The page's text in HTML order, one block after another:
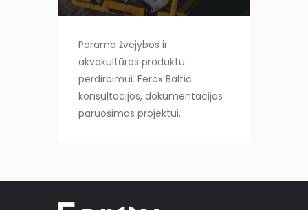
Parama žvejybos ir
akvakultūros produktu
perdirbimui. Ferox Baltic
konsultacijos, dokumentacijos
paruošimas projektui.